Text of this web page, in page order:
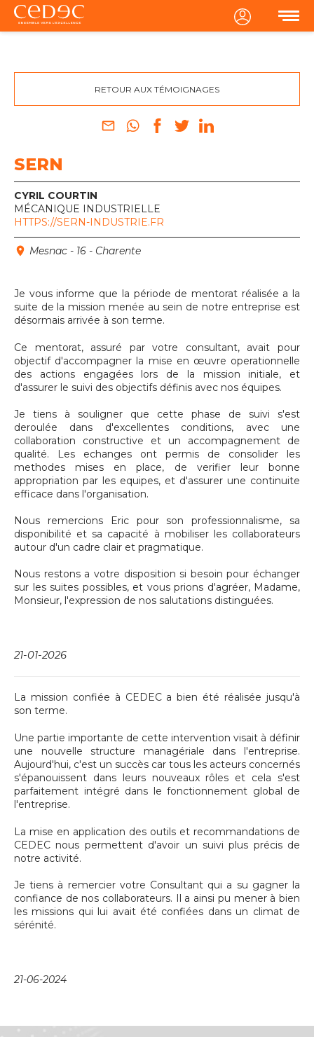
MENU
RETOUR AUX TÉMOIGNAGES
SERN
CYRIL COURTIN
MÉCANIQUE INDUSTRIELLE
HTTPS://SERN-INDUSTRIE.FR
Mesnac - 16 - Charente
Je vous informe que la période de mentorat réalisée a la
suite de la mission menée au sein de notre entreprise est
désormais arrivée à son terme.
Ce mentorat, assuré par votre consultant, avait pour
objectif d'accompagner la mise en œuvre operationnelle
des actions engagées lors de la mission initiale, et
d'assurer le suivi des objectifs définis avec nos équipes.
Je tiens à souligner que cette phase de suivi s'est
deroulée dans d'excellentes conditions, avec une
collaboration constructive et un accompagnement de
qualité. Les echanges ont permis de consolider les
methodes mises en place, de verifier leur bonne
appropriation par les equipes, et d'assurer une continuite
efficace dans l'organisation.
Nous remercions Eric pour son professionnalisme, sa
disponibilité et sa capacité à mobiliser les collaborateurs
autour d'un cadre clair et pragmatique.
Nous restons a votre disposition si besoin pour échanger
sur les suites possibles, et vous prions d'agréer, Madame,
Monsieur, l'expression de nos salutations distinguées.
21-01-2026
La mission confiée à CEDEC a bien été réalisée jusqu'à
son terme.
Une partie importante de cette intervention visait à définir
une nouvelle structure managériale dans l'entreprise.
Aujourd'hui, c'est un succès car tous les acteurs concernés
s'épanouissent dans leurs nouveaux rôles et cela s'est
parfaitement intégré dans le fonctionnement global de
l'entreprise.
La mise en application des outils et recommandations de
CEDEC nous permettent d'avoir un suivi plus précis de
notre activité.
Je tiens à remercier votre Consultant qui a su gagner la
confiance de nos collaborateurs. Il a ainsi pu mener à bien
les missions qui lui avait été confiées dans un climat de
sérénité.
21-06-2024